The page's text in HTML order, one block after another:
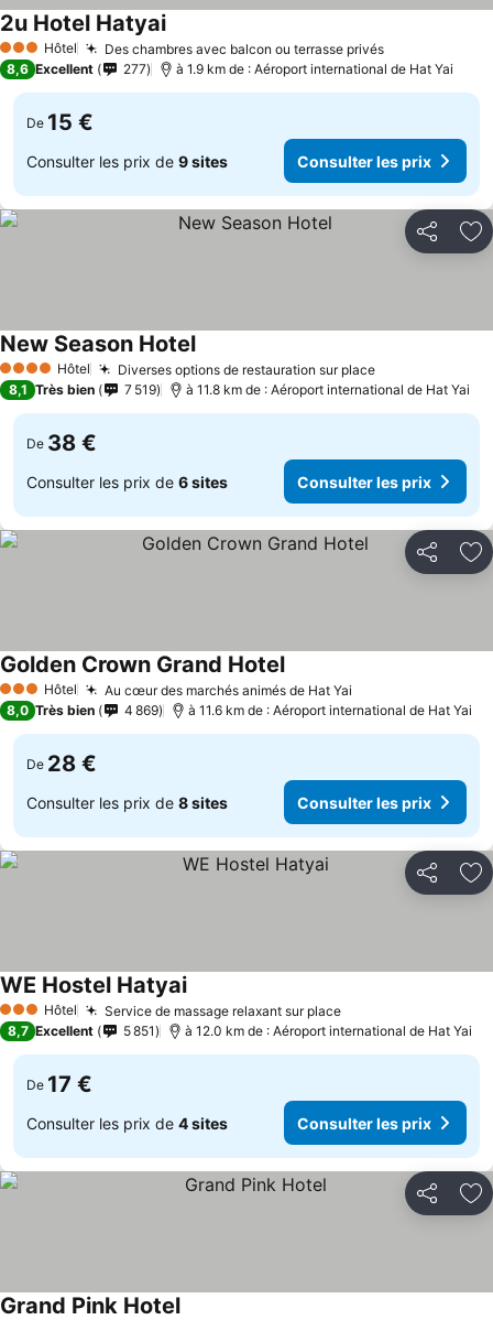
3 ÉtoilesHôtel Des chambres avec balcon ou terrasse privés
2u Hotel Hatyai
8,6 Excellent 277 à 1.9 km de : Aéroport international de Hat Yai
De 15 €
Consulter les prix de 9 sites Consulter les prix
Partager
4 Étoiles Hôtel Diverses options de restauration sur place
New Season Hotel
8,1 Très bien 7 519 à 11.8 km de : Aéroport international de Hat Yai
De 38 €
Consulter les prix de 6 sites Consulter les prix
Partager
3 ÉtoilesHôtel Au cœur des marchés animés de Hat Yai
Golden Crown Grand Hotel
8,0 Très bien 4 869 à 11.6 km de : Aéroport international de Hat Yai
De 28 €
Consulter les prix de 8 sites Consulter les prix
Partager
3 ÉtoilesHôtel Service de massage relaxant sur place
WE Hostel Hatyai
8,7 Excellent 5 851 à 12.0 km de : Aéroport international de Hat Yai
De 17 €
Consulter les prix de 4 sites Consulter les prix
Partager
Grand Pink Hotel